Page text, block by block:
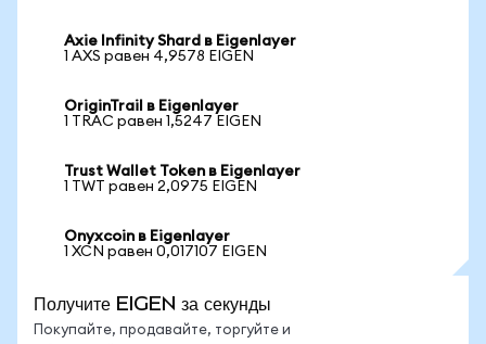
Axie Infinity Shard в Eigenlayer
1 AXS равен 4,9578 EIGEN
OriginTrail в Eigenlayer
1 TRAC равен 1,5247 EIGEN
Trust Wallet Token в Eigenlayer
1 TWT равен 2,0975 EIGEN
Onyxcoin в Eigenlayer
1 XCN равен 0,017107 EIGEN
Получите EIGEN за секунды
Покупайте, продавайте, торгуйте и